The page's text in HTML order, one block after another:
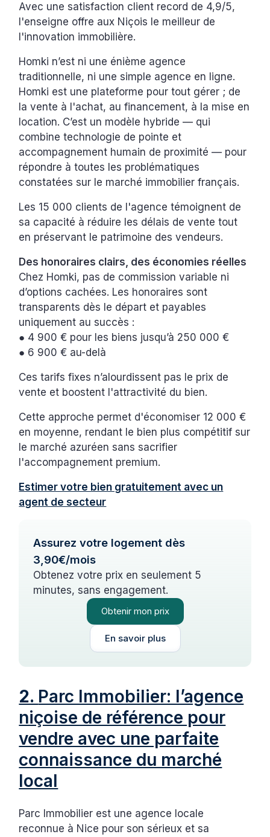
Avec une satisfaction client record de 4,9/5,
l'enseigne offre aux Niçois le meilleur de
l'innovation immobilière.
Homki n’est ni une énième agence
traditionnelle, ni une simple agence en ligne.
Homki est une plateforme pour tout gérer ; de
la vente à l'achat, au financement, à la mise en
location. C’est un modèle hybride — qui
combine technologie de pointe et
accompagnement humain de proximité — pour
répondre à toutes les problématiques
constatées sur le marché immobilier français.
Les 15 000 clients de l'agence témoignent de
sa capacité à réduire les délais de vente tout
en préservant le patrimoine des vendeurs.
Des honoraires clairs, des économies réelles
Chez Homki, pas de commission variable ni
d’options cachées. Les honoraires sont
transparents dès le départ et payables
uniquement au succès :
● 4 900 € pour les biens jusqu’à 250 000 €
● 6 900 € au-delà
Ces tarifs fixes n’alourdissent pas le prix de
vente et boostent l'attractivité du bien.
Cette approche permet d'économiser 12 000 €
en moyenne, rendant le bien plus compétitif sur
le marché azuréen sans sacrifier
l'accompagnement premium.
Estimer votre bien gratuitement avec un
agent de secteur
Assurez votre logement dès
3,90€/mois
Obtenez votre prix en seulement 5
minutes, sans engagement.
Obtenir mon prix
En savoir plus
2. Parc Immobilier: l’agence
niçoise de référence pour
vendre avec une parfaite
connaissance du marché
local
Parc Immobilier est une agence locale
reconnue à Nice pour son sérieux et sa